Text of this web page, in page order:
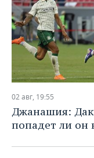
02 авг, 19:55
Джанашия:
попадет ли он